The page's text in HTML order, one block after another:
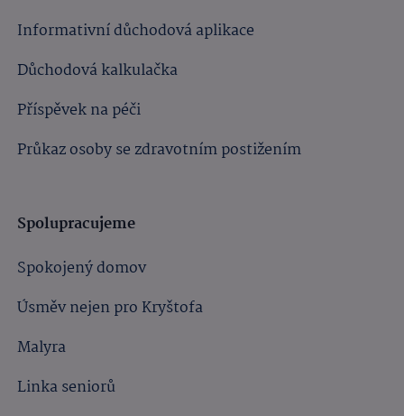
Informativní důchodová aplikace
Důchodová kalkulačka
Příspěvek na péči
Průkaz osoby se zdravotním postižením
Spolupracujeme
Spokojený domov
Úsměv nejen pro Kryštofa
Malyra
Linka seniorů